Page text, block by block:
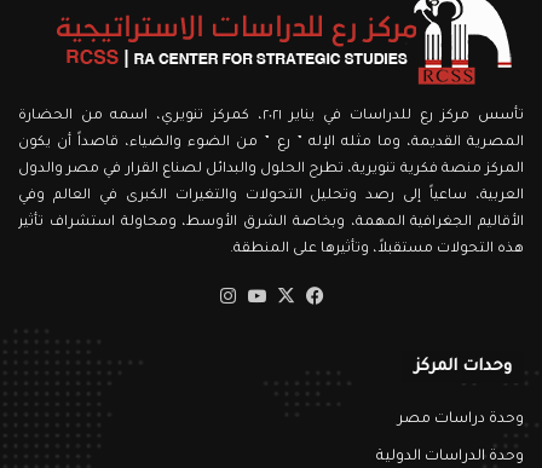
تأسس مركز رع للدراسات في يناير ٢٠٢١، كمركز تنويري، اسمه من الحضارة
المصرية القديمة، وما مثله الإله ” رع ” من الضوء والضياء، قاصداً أن يكون
المركز منصة فكرية تنويرية، تطرح الحلول والبدائل لصناع القرار في مصر والدول
العربية، ساعياً إلى رصد وتحليل التحولات والتغيرات الكبرى في العالم وفي
الأقاليم الجغرافية المهمة، وبخاصة الشرق الأوسط، ومحاولة استشراف تأثير
هذه التحولات مستقبلاً، وتأثيرها على المنطقة.
فيسبوك
‫X
‫YouTube
وحدات المركز
وحدة دراسات مصر
وحدة الدراسات الدولية